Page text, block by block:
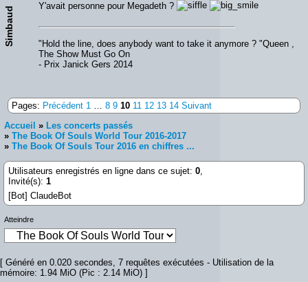
Simbaud Y'avait personne pour Megadeth ?
"Hold the line, does anybody want to take it anymore ? "Queen ,
The Show Must Go On
- Prix Janick Gers 2014
Pages: Précédent 1 … 8 9 10 11 12 13 14 Suivant
Accueil » Les concerts passés
» The Book Of Souls World Tour 2016-2017
» The Book Of Souls Tour 2016 en chiffres ...
Utilisateurs enregistrés en ligne dans ce sujet: 0,
Invité(s): 1
[Bot] ClaudeBot
Atteindre
[ Généré en 0.020 secondes, 7 requêtes exécutées - Utilisation de la
mémoire: 1.94 MiO (Pic : 2.14 MiO) ]